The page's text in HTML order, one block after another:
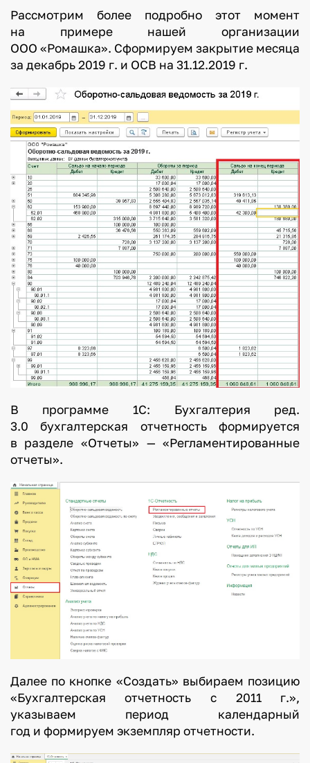
Рассмотрим более подробно этот момент
на примере нашей организации
ООО «Ромашка». Сформируем закрытие месяца
за декабрь 2019 г. и ОСВ на 31.12.2019 г.
В программе 1С: Бухгалтерия ред.
3.0 бухгалтерская отчетность формируется
в разделе «Отчеты» — «Регламентированные
отчеты».
Далее по кнопке «Создать» выбираем позицию
«Бухгалтерская отчетность с 2011 г.»,
указываем период календарный
год и формируем экземпляр отчетности.